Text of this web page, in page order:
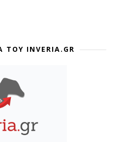
INVERIA.GR